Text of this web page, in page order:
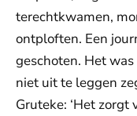
terechtkwamen,
ontploften. Een
geschoten. Het
niet uit te leggen
Gruteke: ‘Het zorgt